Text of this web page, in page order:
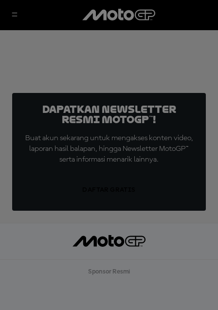
Dapatkan Newsletter
Resmi MotoGP™!
Buat akun sekarang untuk mengakses konten video,
laporan hasil balapan, hingga Newsletter MotoGP™
serta informasi menarik lainnya.
Sponsor Resmi